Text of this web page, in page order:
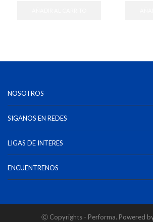
NOSOTROS
SIGANOS EN REDES
LIGAS DE INTERES
ENCUENTRENOS
Ⓒ Copyrights - Performa. Powered